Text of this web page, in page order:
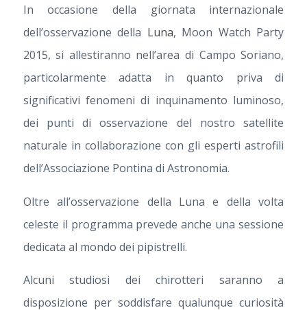
In occasione della giornata internazionale
dell’osservazione della Luna, Moon Watch Party
2015, si allestiranno nell’area di Campo Soriano,
particolarmente adatta in quanto priva di
significativi fenomeni di inquinamento luminoso,
dei punti di osservazione del nostro satellite
naturale in collaborazione con gli esperti astrofili
dell’Associazione Pontina di Astronomia.
Oltre all’osservazione della Luna e della volta
celeste il programma prevede anche una sessione
dedicata al mondo dei pipistrelli.
Alcuni studiosi dei chirotteri saranno a
disposizione per soddisfare qualunque curiosità